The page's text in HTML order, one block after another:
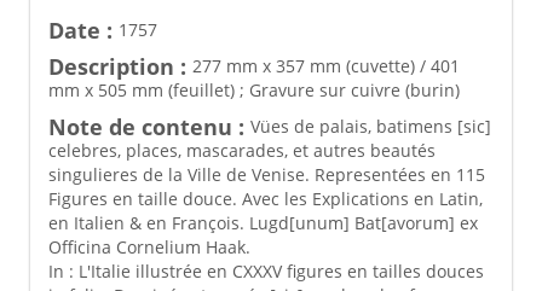
Date : 1757
Description : 277 mm x 357 mm (cuvette) / 401
mm x 505 mm (feuillet) ; Gravure sur cuivre (burin)
Note de contenu : Vües de palais, batimens [sic]
celebres, places, mascarades, et autres beautés
singulieres de la Ville de Venise. Representées en 115
Figures en taille douce. Avec les Explications en Latin,
en Italien & en François. Lugd[unum] Bat[avorum] ex
Officina Cornelium Haak.
In : L'Italie illustrée en CXXXV figures en tailles douces